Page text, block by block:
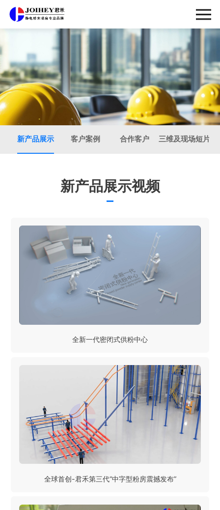
CASES
新产品展示 客户案例 合作客户 三维及现场短片
新产品展示视频
全新一代密闭式供粉中心
全球首创-君禾第三代“中字型粉房震撼发布”